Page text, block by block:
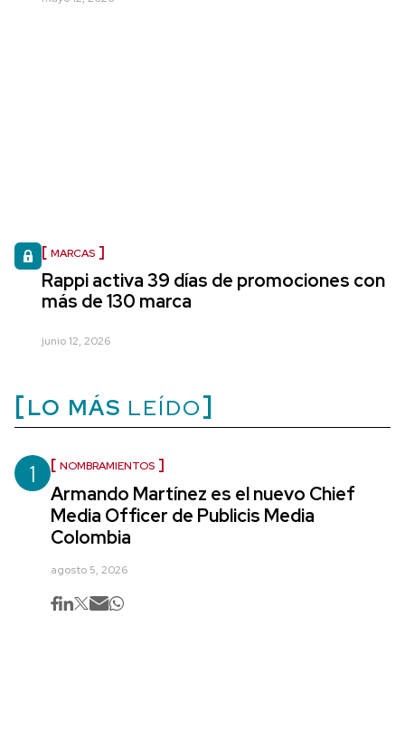
MARCAS
Rappi activa 39 días de promociones con
más de 130 marca
junio 12, 2026
LO MÁS LEÍDO
1 NOMBRAMIENTOS
Armando Martínez es el nuevo Chief
Media Officer de Publicis Media
Colombia
agosto 5, 2026